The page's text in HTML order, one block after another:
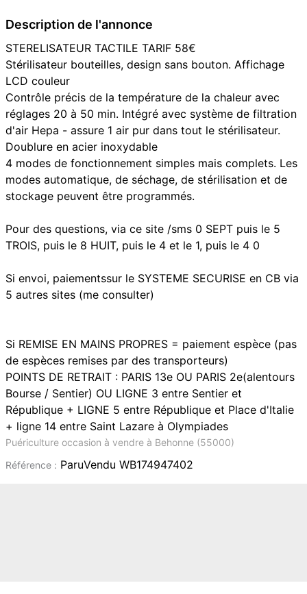
Description de l'annonce
STERELISATEUR TACTILE TARIF 58€
Stérilisateur bouteilles, design sans bouton. Affichage
LCD couleur
Contrôle précis de la température de la chaleur avec
réglages 20 à 50 min. Intégré avec système de filtration
d'air Hepa - assure 1 air pur dans tout le stérilisateur.
Doublure en acier inoxydable
4 modes de fonctionnement simples mais complets. Les
modes automatique, de séchage, de stérilisation et de
stockage peuvent être programmés.
Pour des questions, via ce site /sms 0 SEPT puis le 5
TROIS, puis le 8 HUIT, puis le 4 et le 1, puis le 4 0
Si envoi, paiementssur le SYSTEME SECURISE en CB via
5 autres sites (me consulter)
Si REMISE EN MAINS PROPRES = paiement espèce (pas
de espèces remises par des transporteurs)
POINTS DE RETRAIT : PARIS 13e OU PARIS 2e(alentours
Bourse / Sentier) OU LIGNE 3 entre Sentier et
République + LIGNE 5 entre République et Place d'Italie
+ ligne 14 entre Saint Lazare à Olympiades
Puériculture occasion à vendre à Behonne (55000)
Référence : ParuVendu WB174947402